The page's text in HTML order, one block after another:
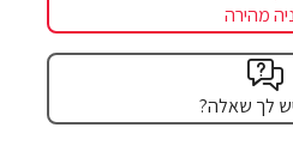
מהירה
לך שאלה?